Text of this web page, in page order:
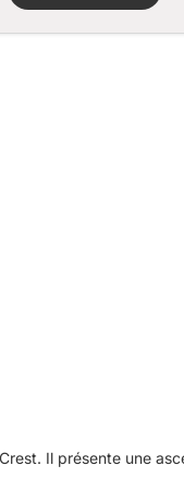
Il présente une